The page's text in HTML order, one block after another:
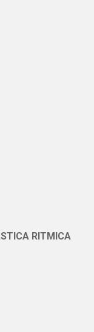
RITMICA